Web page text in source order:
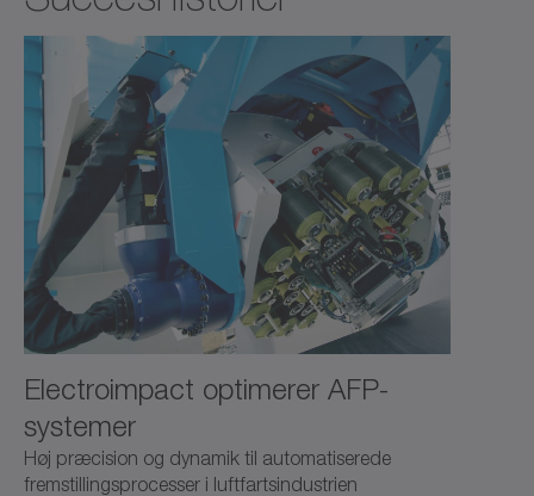
Electroimpact optimerer AFP-
systemer
Høj præcision og dynamik til automatiserede
fremstillingsprocesser i luftfartsindustrien